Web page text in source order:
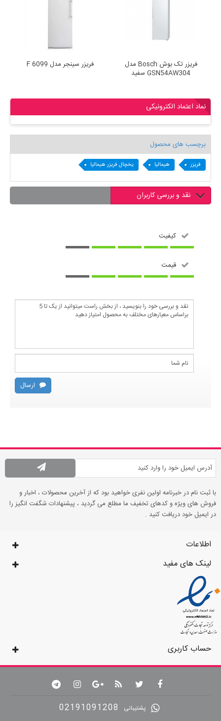
فریزر سینجر مدل F 6099
فریزر تک بوش Bosch مدل
GSN54AW304 سفید
نماد اعتماد الکترونیکی
برچسب های محصول
فریزر هیمالیا یخچال فریزر هیمالیا
نقد و بررسی کاربران
کیفیت
قیمت
ارسال
با ثبت نام در خبرنامه اولین نفری خواهید بود که از آخرین محصولات ، اخبار و
فروش های ویژه و کدهای تخفیف ما مطلع می گردید ، پیشنهادات شگفت انگیز را
در ایمیل خود دریافت کنید .
اطلاعات
لینک های مفید
حساب کاربری
پشتیبانی 02191091208